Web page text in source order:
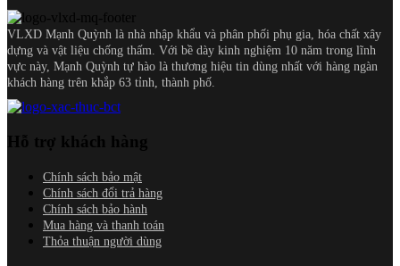
VLXD Mạnh Quỳnh là nhà nhập khẩu và phân phối phụ gia, hóa chất xây
dựng và vật liệu chống thấm. Với bề dày kinh nghiệm 10 năm trong lĩnh
vực này, Mạnh Quỳnh tự hào là thương hiệu tin dùng nhất với hàng ngàn
khách hàng trên khắp 63 tỉnh, thành phố.
Hỗ trợ khách hàng
Chính sách bảo mật
Chính sách đổi trả hàng
Chính sách bảo hành
Mua hàng và thanh toán
Thỏa thuận người dùng